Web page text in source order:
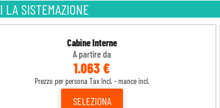
LA SISTEMAZIONE
Cabine Interne
A partire da
1.063 €
Prezzo per persona Tax Incl. - mance incl.
SELEZIONA